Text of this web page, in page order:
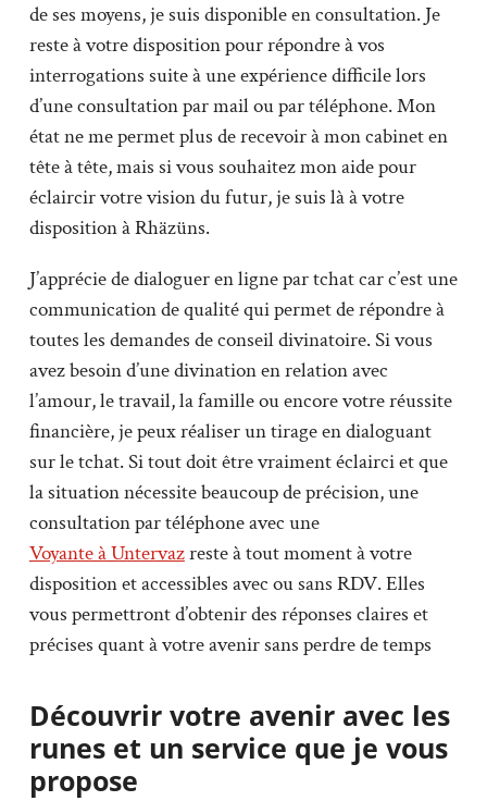
de ses moyens, je suis disponible en consultation. Je
reste à votre disposition pour répondre à vos
interrogations suite à une expérience difficile lors
d’une consultation par mail ou par téléphone. Mon
état ne me permet plus de recevoir à mon cabinet en
tête à tête, mais si vous souhaitez mon aide pour
éclaircir votre vision du futur, je suis là à votre
disposition à Rhäzüns.
J’apprécie de dialoguer en ligne par tchat car c’est une
communication de qualité qui permet de répondre à
toutes les demandes de conseil divinatoire. Si vous
avez besoin d’une divination en relation avec
l’amour, le travail, la famille ou encore votre réussite
financière, je peux réaliser un tirage en dialoguant
sur le tchat. Si tout doit être vraiment éclairci et que
la situation nécessite beaucoup de précision, une
consultation par téléphone avec une
Voyante à Untervazreste à tout moment à votre
disposition et accessibles avec ou sans RDV. Elles
vous permettront d’obtenir des réponses claires et
précises quant à votre avenir sans perdre de temps
Découvrir votre avenir avec les
runes et un service que je vous
propose